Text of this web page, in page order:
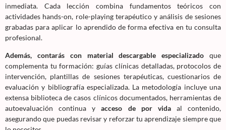
inmediata. Cada lección combina fundamentos teóricos con
actividades hands-on, role-playing terapéutico y análisis de sesiones
grabadas para aplicar lo aprendido de forma efectiva en tu consulta
profesional.
Además, contarás con material descargable especializado que
complementa tu formación: guías clínicas detalladas, protocolos de
intervención, plantillas de sesiones terapéuticas, cuestionarios de
evaluación y bibliografía especializada. La metodología incluye una
extensa biblioteca de casos clínicos documentados, herramientas de
autoevaluación continua yacceso de por vidaal contenido,
asegurando que puedas revisar y reforzar tu aprendizaje siempre que